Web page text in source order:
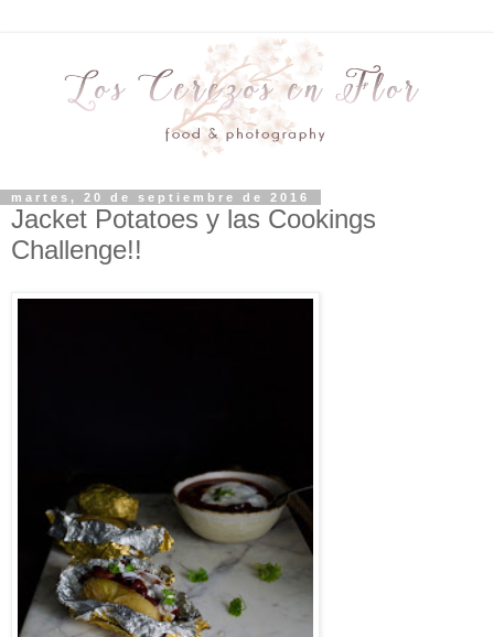
martes, 20 de septiembre de 2016
Jacket Potatoes y las Cookings
Challenge!!